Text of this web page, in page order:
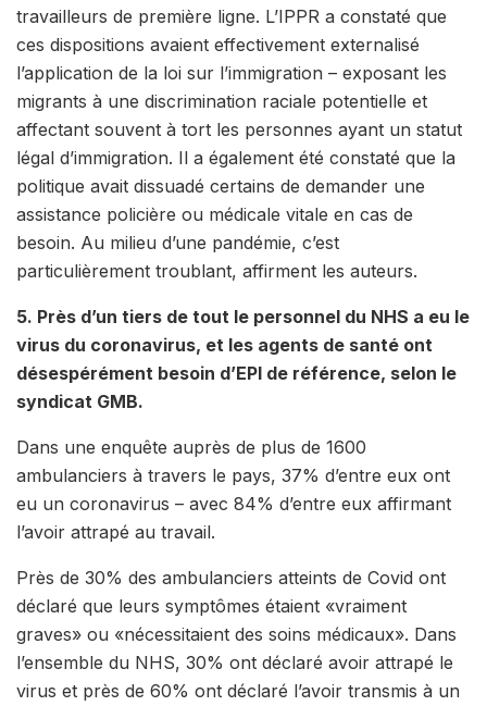
travailleurs de première ligne. L’IPPR a constaté que
ces dispositions avaient effectivement externalisé
l’application de la loi sur l’immigration – exposant les
migrants à une discrimination raciale potentielle et
affectant souvent à tort les personnes ayant un statut
légal d’immigration. Il a également été constaté que la
politique avait dissuadé certains de demander une
assistance policière ou médicale vitale en cas de
besoin. Au milieu d’une pandémie, c’est
particulièrement troublant, affirment les auteurs.
5. Près d’un tiers de tout le personnel du NHS a eu le
virus du coronavirus, et les agents de santé ont
désespérément besoin d’EPI de référence, selon le
syndicat GMB.
Dans une enquête auprès de plus de 1600
ambulanciers à travers le pays, 37% d’entre eux ont
eu un coronavirus – avec 84% d’entre eux affirmant
l’avoir attrapé au travail.
Près de 30% des ambulanciers atteints de Covid ont
déclaré que leurs symptômes étaient «vraiment
graves» ou «nécessitaient des soins médicaux». Dans
l’ensemble du NHS, 30% ont déclaré avoir attrapé le
virus et près de 60% ont déclaré l’avoir transmis à un